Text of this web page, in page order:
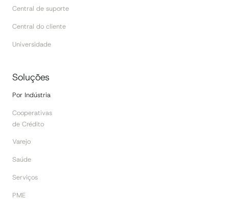
Central de suporte
Central do cliente
Universidade
Soluções
Por Indústria
Cooperativas
de Crédito
Varejo
Saúde
Serviços
PME